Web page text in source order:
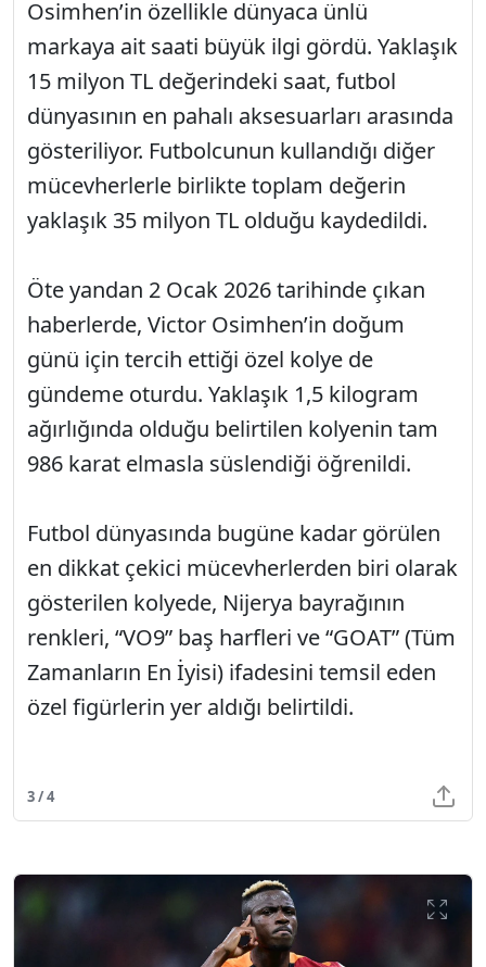
Osimhen’in özellikle dünyaca ünlü
markaya ait saati büyük ilgi gördü. Yaklaşık
15 milyon TL değerindeki saat, futbol
dünyasının en pahalı aksesuarları arasında
gösteriliyor. Futbolcunun kullandığı diğer
mücevherlerle birlikte toplam değerin
yaklaşık 35 milyon TL olduğu kaydedildi.
Öte yandan 2 Ocak 2026 tarihinde çıkan
haberlerde, Victor Osimhen’in doğum
günü için tercih ettiği özel kolye de
gündeme oturdu. Yaklaşık 1,5 kilogram
ağırlığında olduğu belirtilen kolyenin tam
986 karat elmasla süslendiği öğrenildi.
Futbol dünyasında bugüne kadar görülen
en dikkat çekici mücevherlerden biri olarak
gösterilen kolyede, Nijerya bayrağının
renkleri, “VO9” baş harfleri ve “GOAT” (Tüm
Zamanların En İyisi) ifadesini temsil eden
özel figürlerin yer aldığı belirtildi.
3 / 4